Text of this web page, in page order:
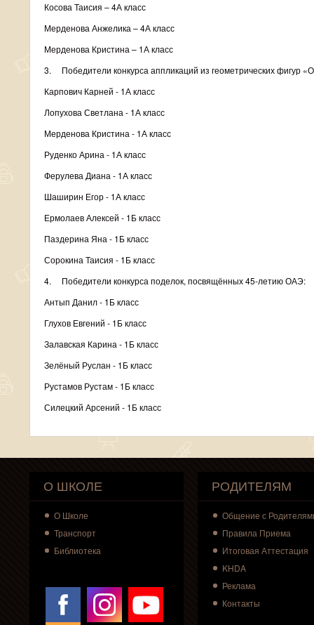
Косова Таисия – 4А класс
Мерденова Анжелика – 4А класс
Мерденова Кристина – 1А класс
3. Победители конкурса аппликаций из геометрических фигур
Карпович Карней - 1А класс
Лопухова Светлана - 1А класс
Мерденова Кристина - 1А класс
Руденко Арина - 1А класс
Ферулева Диана - 1А класс
Шаширин Егор - 1А класс
Ермолаев Алексей - 1Б класс
Паздерина Яна - 1Б класс
Сорокина Таисия - 1Б класс
4. Победители конкурса поделок, посвящённых 45-летию ОАЭ:
Антып Данил - 1Б класс
Глухов Евгений - 1Б класс
Залавская Карина - 1Б класс
Зелёный Руслан - 1Б класс
Рустамов Рустам - 1Б класс
Силецкий Арсений - 1Б класс
О ШКОЛЕ
О Школе
Транспорт
Библиотека
РОДИТЕЛЯМ
Общение с
Правила Приема
Итоговая Аттестация
KHDA
Реклама
Контакты